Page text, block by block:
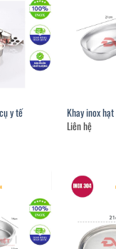
y tế
Khay inox
Liên hệ